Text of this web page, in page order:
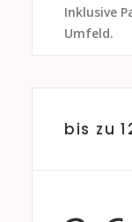
Inklusive
Umfeld.
bis zu